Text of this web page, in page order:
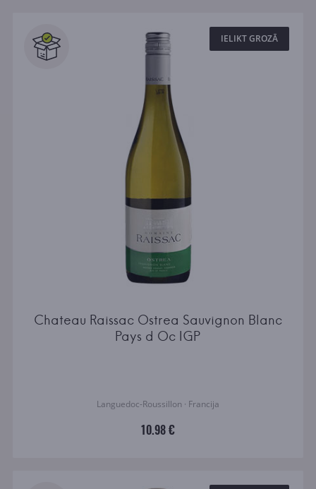
Visi IELIKT GROZĀ
Chateau Raissac Ostrea Sauvignon Blanc
Pays d Oc IGP
Languedoc-Roussillon · Francija
10.98 €